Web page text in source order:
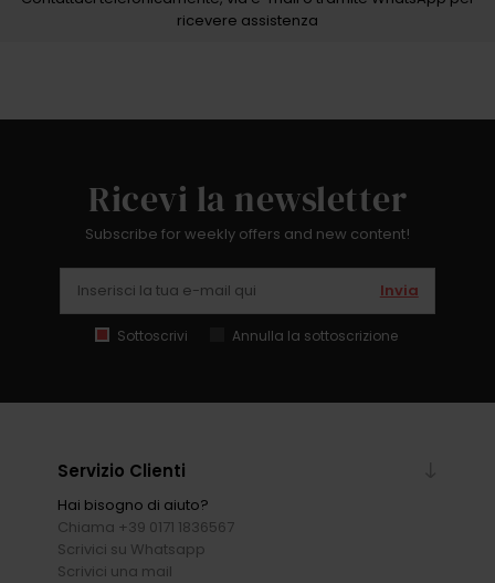
ricevere assistenza
Ricevi la newsletter
Subscribe for weekly offers and new content!
Invia
Sottoscrivi Annulla la sottoscrizione
Servizio Clienti
Hai bisogno di aiuto?
Chiama +39 0171 1836567
Scrivici su Whatsapp
Scrivici una mail